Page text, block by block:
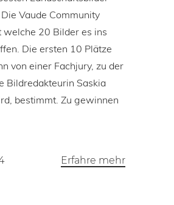
Vaude Community
welche 20 Bilder es ins
Die ersten 10 Plätze
von einer Fachjury, zu der
Bildredakteurin Saskia
bestimmt. Zu gewinnen
Erfahre mehr